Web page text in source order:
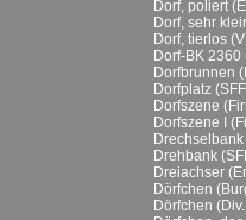
Dorf, poliert
Dorf, sehr
Dorf, tierlos
Dorf-BK 2360
Dorfbrunnen
Dorfplatz
Dorfszene
Dorfszene I
Drehbank
Dreiachser
Dörfchen
Dörfchen